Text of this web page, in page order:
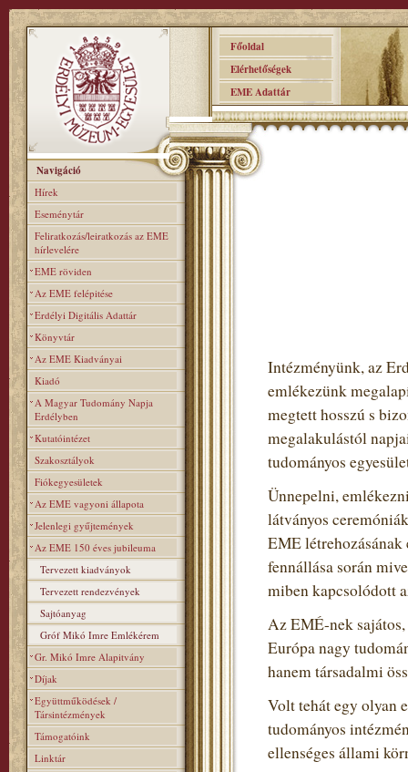
Főoldal
Elérhetőségek
EME Adattár
Navigáció
Hírek
Eseménytár
Feliratkozás/leiratkozás az EME
hírlevelére
EME röviden
Az EME felépitése
Erdélyi Digitális Adattár
Könyvtár
Az EME Kiadványai
Kiadó
A Magyar Tudomány Napja
Erdélyben
Kutatóintézet
Szakosztályok
Fiókegyesületek
Az EME vagyoni állapota
Jelenlegi gyűjtemények
Az EME 150 éves jubileuma
Tervezett kiadványok
Tervezett rendezvények
Sajtóanyag
Gróf Mikó Imre Emlékérem
Gr. Mikó Imre Alapitvány
Díjak
Együttműködések /
Társintézmények
Támogatóink
Linktár
Intézményünk, az
emlékezünk
megtett hosszú s
megalakulástól
tudományos
Ünnepelni,
látványos
EME
fennállása során
miben kapcsolódott
Az EMÉ-nek
Európa nagy
hanem társadalmi
Volt tehát egy olyan
tudományos
ellenséges állami